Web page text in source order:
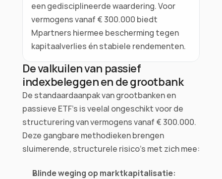
een gedisciplineerde waardering. Voor
vermogens vanaf € 300.000 biedt
Mpartners hiermee bescherming tegen
kapitaalverlies én stabiele rendementen.
De valkuilen van passief
indexbeleggen en de grootbank
De standaardaanpak van grootbanken en
passieve ETF's is veelal ongeschikt voor de
structurering van vermogens vanaf € 300.000.
Deze gangbare methodieken brengen
sluimerende, structurele risico's met zich mee:
Blinde weging op marktkapitalisatie: